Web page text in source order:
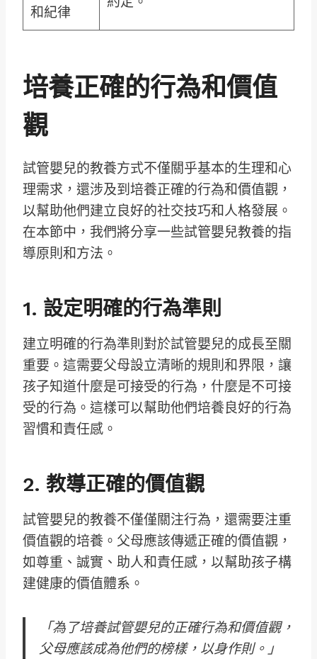
和紀律
培養正確的行為和價值
觀
試管嬰兒的教養方式不僅關乎基本的生理和心
理需求，還涉及到培養正確的行為和價值觀，
以幫助他們建立良好的社交技巧和人格發展。
在本節中，我們將分享一些試管嬰兒教養的指
導原則和方法。
1. 設定明確的行為準則
建立明確的行為準則對於試管嬰兒的成長至關
重要。這需要父母設立清晰的規則和界限，讓
孩子知道什麼是可接受的行為，什麼是不可接
受的行為。這樣可以幫助他們培養良好的行為
習慣和責任感。
2. 教導正確的價值觀
試管嬰兒的教養不僅僅關注行為，還需要注重
價值觀的培養。父母應該傳遞正確的價值觀，
如尊重、誠實、助人和責任感，以幫助孩子構
建健康的價值體系。
「為了培養試管嬰兒的正確行為和價值觀，
父母應該成為他們的榜樣，以身作則。」